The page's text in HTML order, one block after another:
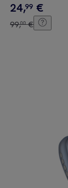
24,99 €
99,00 €